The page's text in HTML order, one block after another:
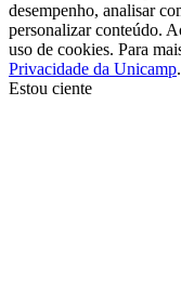
desempenho, analisar
personalizar conteúdo.
uso de cookies. Para
Privacidade da Unicamp.
Estou ciente